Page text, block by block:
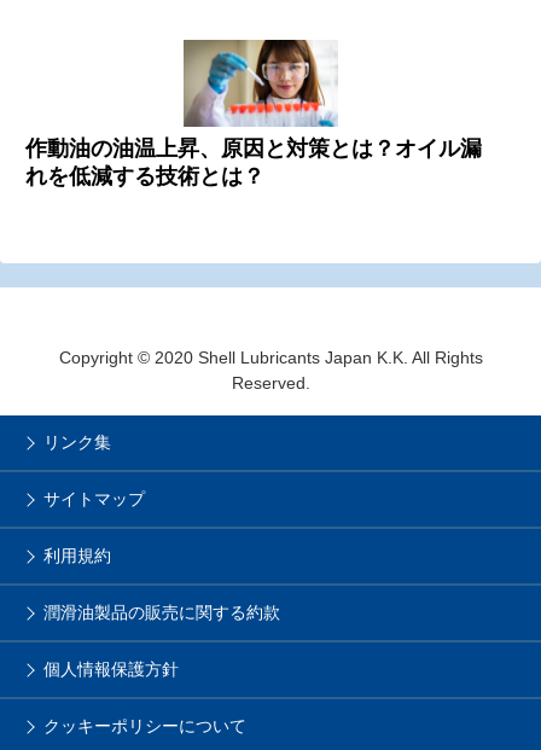
作動油の油温上昇、原因と対策とは？オイル漏
れを低減する技術とは？
Copyright © 2020 Shell Lubricants Japan K.K. All Rights
Reserved.
リンク集
サイトマップ
利用規約
潤滑油製品の販売に関する約款
個人情報保護方針
クッキーポリシーについて